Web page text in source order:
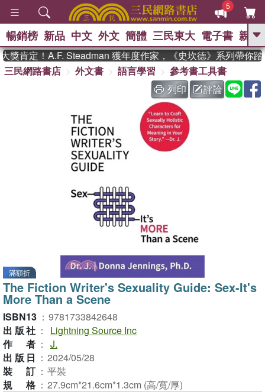
5
GO
熱搜： 東野圭吾 、 The Odyssey
、 如果歷史是一群喵 、 暑期
國際布克獎 臺灣漫遊錄 、 方
台灣的李登輝時代
孩：黎曼猜想 、 偉大的迷走神經
暢銷榜 新品 中文 外文 簡體 三民東大 電子書 親子
肯定！A.F. Steadman 獲年度作家，《史坎德》系列帶你踏
三民網路書店
外文書 語言學習
參考書工具書
列印
評論
滿額折
The Fiction Writer's Sexuality Guide: Sex-It's
More Than a Scene
ISBN13 ： 9781733842648
出版社 ：
Lightning Source Inc
作者 ： J.
出版日 ： 2024/05/28
裝訂 ： 平裝
規格 ： 27.9cm*21.6cm*1.3cm (高/寬/厚)